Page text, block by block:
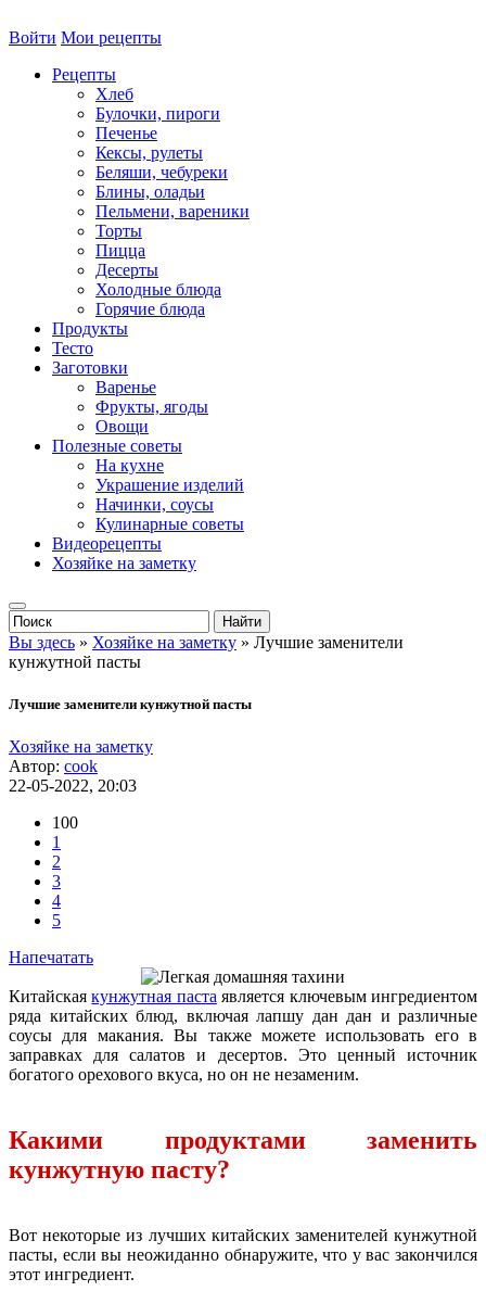
Войти Мои рецепты
Рецепты
Хлеб
Булочки, пироги
Печенье
Кексы, рулеты
Беляши, чебуреки
Блины, оладьи
Пельмени, вареники
Торты
Пицца
Десерты
Холодные блюда
Горячие блюда
Продукты
Тесто
Заготовки
Варенье
Фрукты, ягоды
Овощи
Полезные советы
На кухне
Украшение изделий
Начинки, соусы
Кулинарные советы
Видеорецепты
Хозяйке на заметку
Вы здесь » Хозяйке на заметку » Лучшие заменители
кунжутной пасты
Лучшие заменители кунжутной пасты
Хозяйке на заметку
Автор: cook
22-05-2022, 20:03
100
1
2
3
4
5
Напечатать
Китайскаякунжутная паста является ключевым ингредиентом
ряда китайских блюд, включая лапшу дан дан и различные
соусы для макания. Вы также можете использовать его в
заправках для салатов и десертов. Это ценный источник
богатого орехового вкуса, но он не незаменим.
Какими продуктами заменить
кунжутную пасту?
Вот некоторые из лучших китайских заменителей кунжутной
пасты, если вы неожиданно обнаружите, что у вас закончился
этот ингредиент.